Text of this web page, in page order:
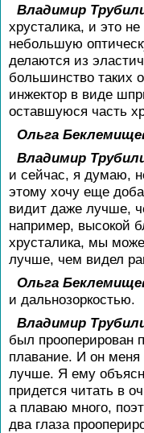
Владимир
хрусталика, и это
небольшую
делаются из
большинство таких
инжектор в виде
оставшуюся часть
Ольга
Владимир
и сейчас, я думаю,
этому хочу еще
видит даже лучше,
например, высокой
хрусталика, мы
лучше, чем видел
Ольга
и дальнозоркостью.
Владимир
был прооперирован
плавание. И он
лучше. Я ему
придется читать в
а плаваю много,
два глаза